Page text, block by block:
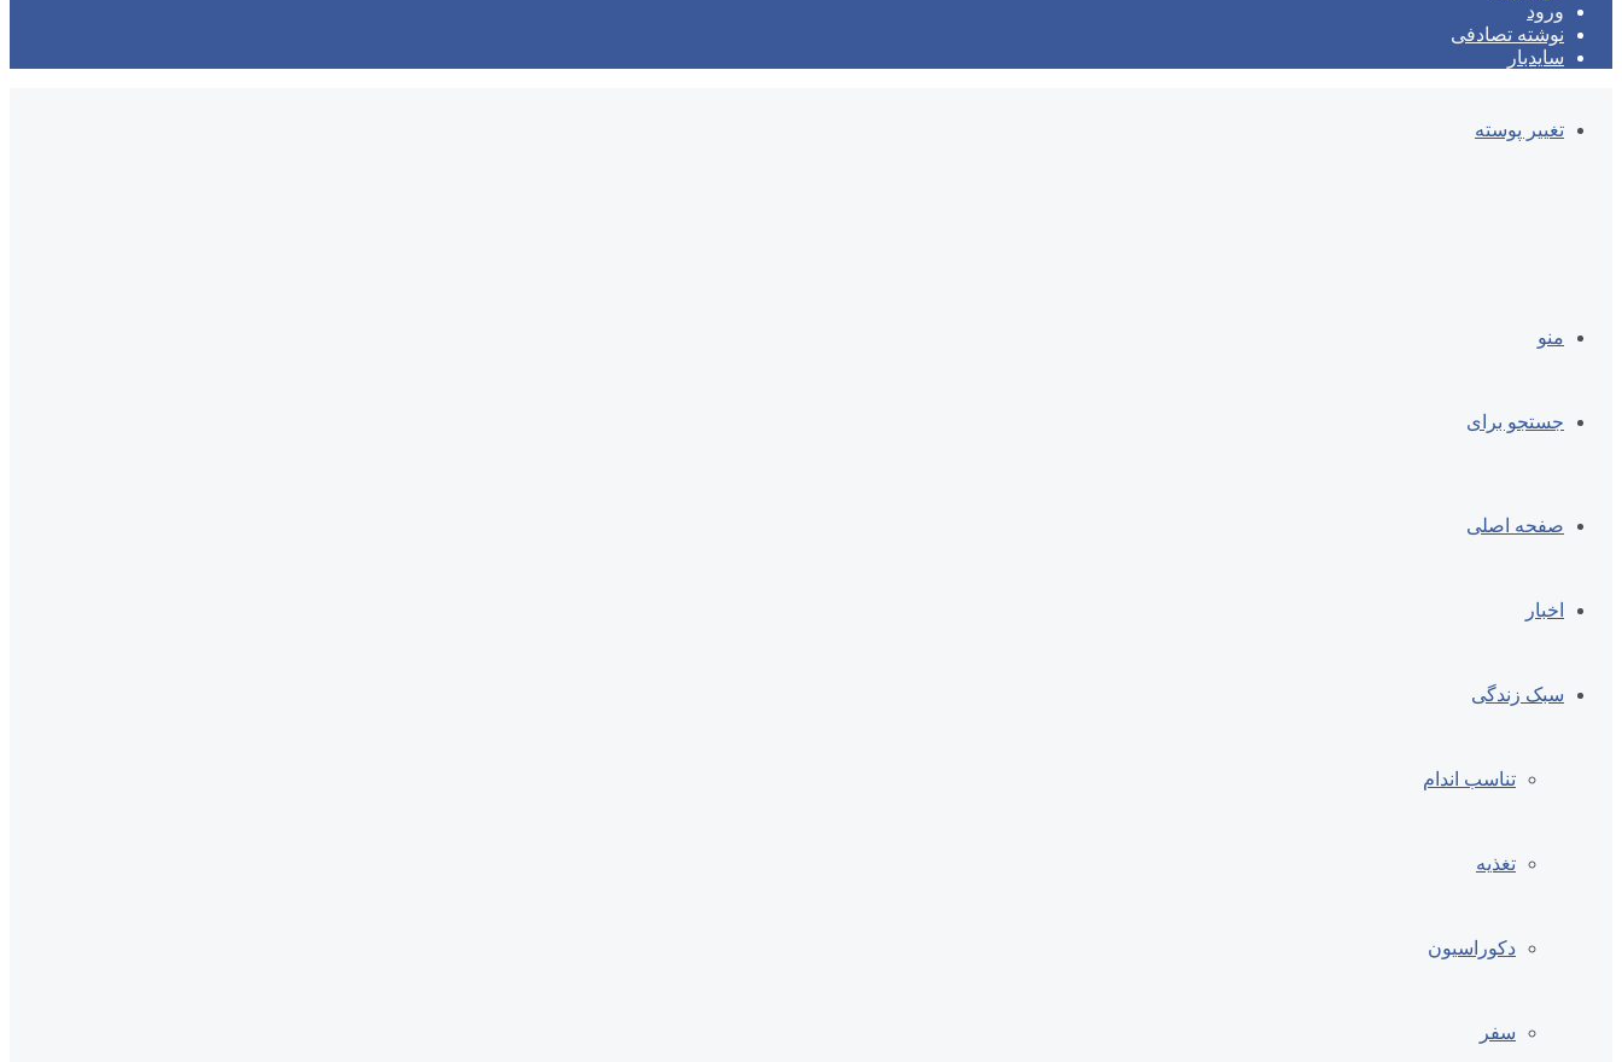
ورود
نوشته تصادفی
سایدبار
تغییر پوسته
منو
جستجو برای
صفحه اصلی
اخبار
سبک زندگی
تناسب اندام
تغذیه
دکوراسیون
سفر